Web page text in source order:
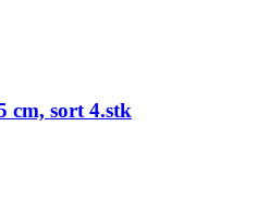
cm, sort 4.stk